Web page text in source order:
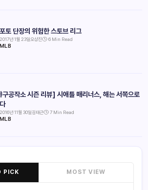
토 단장의 위험한 스토브 리그
2017년 1월 23일오상진 6 Min Read
MLB
구공작소 시즌 리뷰] 시애틀 매리너스, 해는 서쪽으로
2016년 11월 30일김태근 7 Min Read
MLB
PICK MOST VIEW